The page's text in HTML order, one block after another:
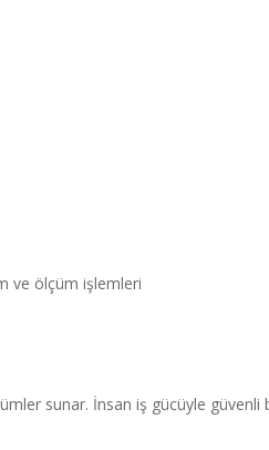
ve ölçüm işlemleri
sunar. İnsan iş gücüyle